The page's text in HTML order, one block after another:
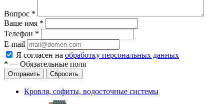
Вопрос *
Ваше имя *
Телефон *
E-mail
Я согласен на обработку персональных данных
* — Обязательные поля
Отправить Сбросить
Кровля, софиты, водосточные системы